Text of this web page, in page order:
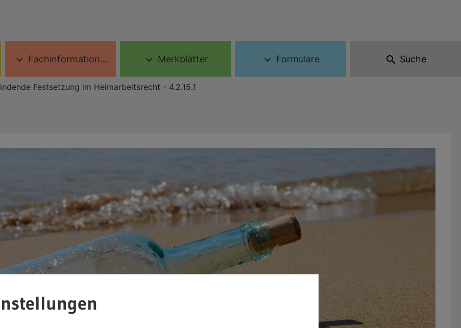
expand_more Fachinformationen expand_more Merkblätter expand_more Formulare search Suche
Festsetzung im Heimarbeitsrecht - 4.2.15.1